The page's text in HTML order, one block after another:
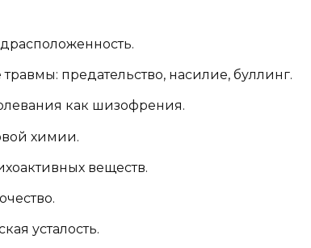
предательство, насилие, буллинг.
как шизофрения.
химии.
веществ.
усталость.